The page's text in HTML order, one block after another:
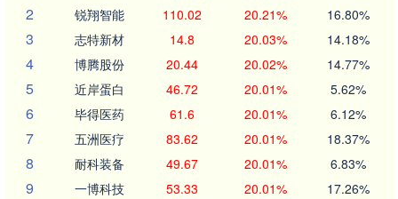
2 锐翔智能 110.02 20.21% 16.80%
3 志特新材 14.8 20.03% 14.18%
4 博腾股份 20.44 20.02% 14.77%
5 近岸蛋白 46.72 20.01% 5.62%
6 毕得医药 61.6 20.01% 6.12%
7 五洲医疗 83.62 20.01% 18.37%
8 耐科装备 49.67 20.01% 6.83%
9 一博科技 53.33 20.01% 17.26%